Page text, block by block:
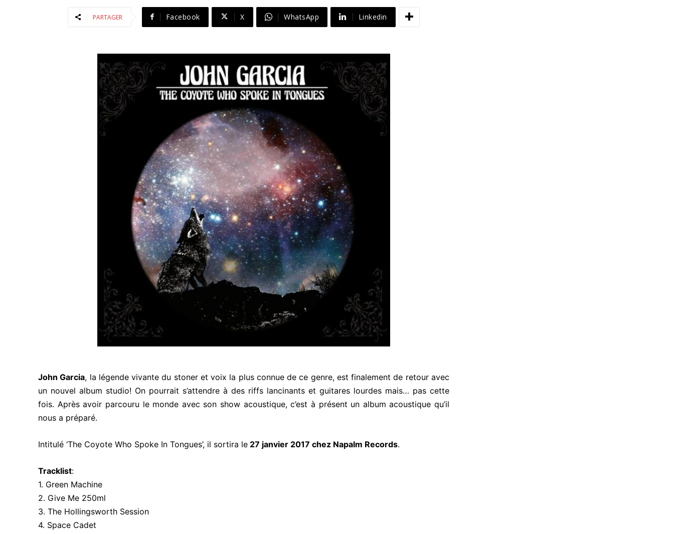
PARTAGER Facebook X WhatsApp Linkedin
John Garcia, la légende vivante du stoner et voix la plus connue de ce genre, est finalement de retour avec
un nouvel album studio! On pourrait s’attendre à des riffs lancinants et guitares lourdes mais… pas cette
fois. Après avoir parcouru le monde avec son show acoustique, c’est à présent un album acoustique qu’il
nous a préparé.
Intitulé ‘The Coyote Who Spoke In Tongues’, il sortira le 27 janvier 2017 chez Napalm Records.
Tracklist:
1. Green Machine
2. Give Me 250ml
3. The Hollingsworth Session
4. Space Cadet